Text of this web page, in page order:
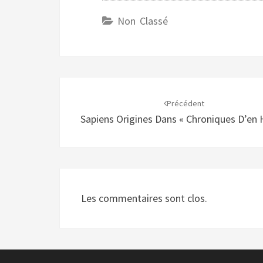
Non Classé
Précédent
Sapiens Origines Dans « Chroniques D’en
Les commentaires sont clos.